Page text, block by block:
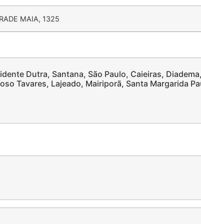
MAIA, 1325
Dutra, Santana, São Paulo, Caieiras,
Tavares, Lajeado, Mairiporã, Santa Margarida